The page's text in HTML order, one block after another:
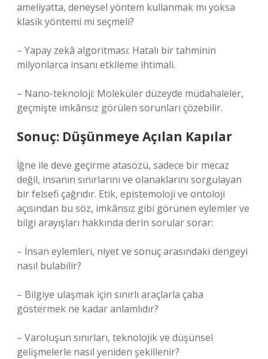
ameliyatta, deneysel yöntem kullanmak mı yoksa
klasik yöntemi mi seçmeli?
– Yapay zekâ algoritması: Hatalı bir tahminin
milyonlarca insanı etkileme ihtimali.
– Nano-teknoloji: Moleküler düzeyde müdahaleler,
geçmişte imkânsız görülen sorunları çözebilir.
Sonuç: Düşünmeye Açılan Kapılar
İğne ile deve geçirme atasözü, sadece bir mecaz
değil, insanın sınırlarını ve olanaklarını sorgulayan
bir felsefi çağrıdır. Etik, epistemoloji ve ontoloji
açısından bu söz, imkânsız gibi görünen eylemler ve
bilgi arayışları hakkında derin sorular sorar:
– İnsan eylemleri, niyet ve sonuç arasındaki dengeyi
nasıl bulabilir?
– Bilgiye ulaşmak için sınırlı araçlarla çaba
göstermek ne kadar anlamlıdır?
– Varoluşun sınırları, teknolojik ve düşünsel
gelişmelerle nasıl yeniden şekillenir?